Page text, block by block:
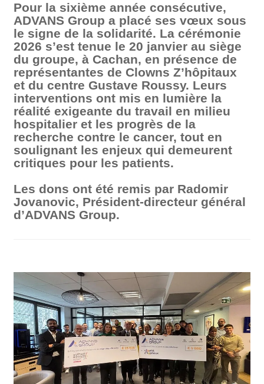
Pour la sixième année consécutive,
ADVANS Group a placé ses vœux sous
le signe de la solidarité. La cérémonie
2026 s’est tenue le 20 janvier au siège
du groupe, à Cachan, en présence de
représentantes de Clowns Z’hôpitaux
et du centre Gustave Roussy. Leurs
interventions ont mis en lumière la
réalité exigeante du travail en milieu
hospitalier et les progrès de la
recherche contre le cancer, tout en
soulignant les enjeux qui demeurent
critiques pour les patients.
Les dons ont été remis par Radomir
Jovanovic, Président-directeur général
d’ADVANS Group.